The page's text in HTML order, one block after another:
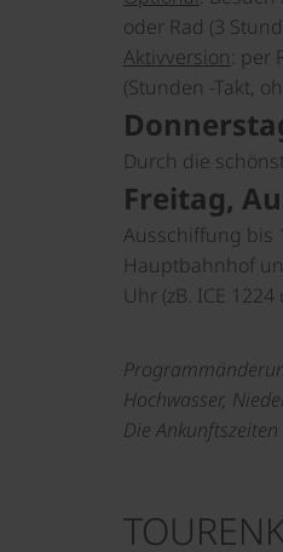
oder Rad (3
Aktivversion: per
(Stunden -Takt,
Durch die
Freitag,
Ausschiffung bis
Hauptbahnhof
Uhr (zB. ICE
Hochwasser,
Die